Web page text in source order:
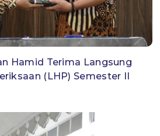
Hamid Terima Langsung
(LHP) Semester II